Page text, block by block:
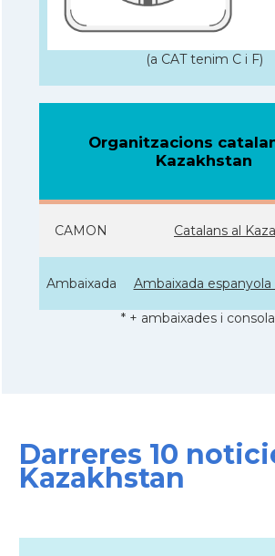
(a CAT tenim C i F)
Organitzacions
Kazakhstan
CAMON Catalans al
Ambaixada Ambaixada
* + ambaixades i
Darreres 10
Kazakhstan